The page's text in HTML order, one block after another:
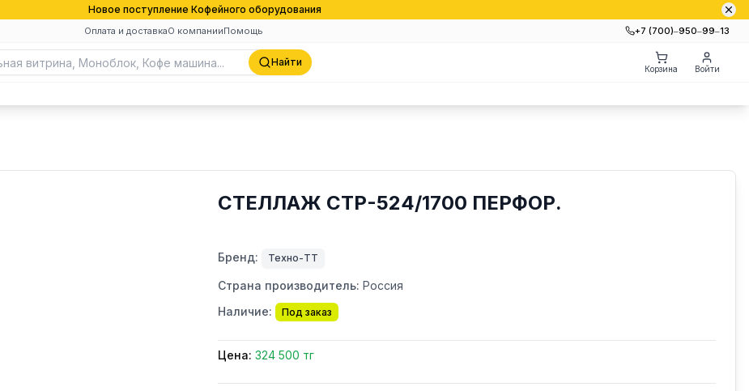
Новое поступление Кофейного оборудования
Оплата и доставкаО компанииПомощь +7 (700)‒950‒99‒13
Найти
Корзина Войти
СТЕЛЛАЖ СТР-524/1700 ПЕРФОР.
Бренд: Техно-ТТ
Страна производитель: Россия
Наличие:
Под заказ
Цена: 324 500 тг